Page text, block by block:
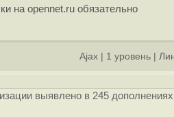
на opennet.ru обязательно
Ajax 1 уровень
выявлено в 245